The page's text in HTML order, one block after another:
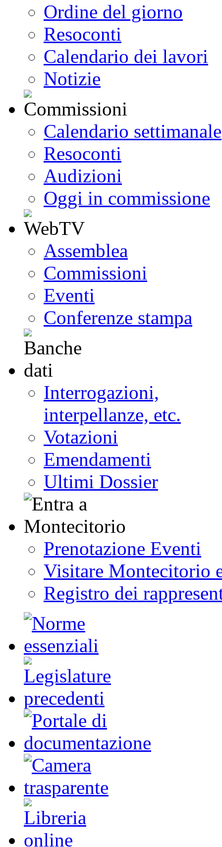
Ordine del giorno
Resoconti
Calendario dei lavori
Notizie
Calendario settimanale
Resoconti
Audizioni
Oggi in commissione
Assemblea
Commissioni
Eventi
Conferenze stampa
Interrogazioni,
interpellanze, etc.
Votazioni
Emendamenti
Ultimi Dossier
Prenotazione Eventi
Visitare Montecitorio
Registro dei